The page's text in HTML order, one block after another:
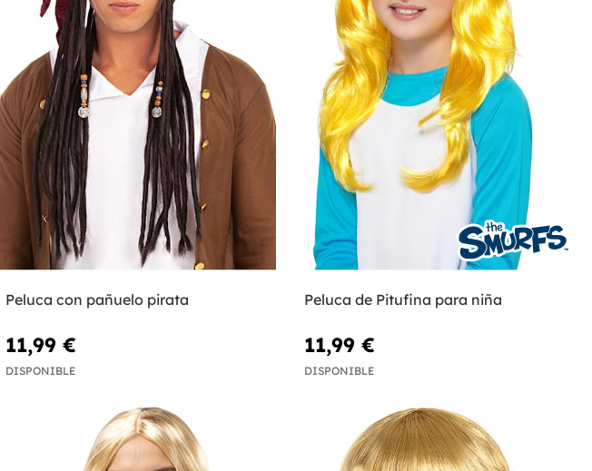
Peluca con pañuelo pirata
11,99 €
DISPONIBLE
Peluca de Pitufina para niña
11,99 €
DISPONIBLE